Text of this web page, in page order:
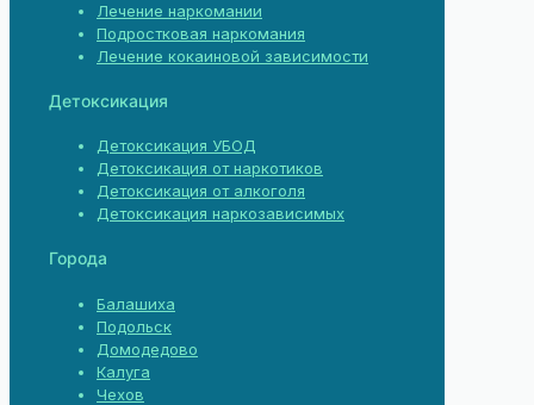
Лечение наркомании
Подростковая наркомания
Лечение кокаиновой зависимости
Детоксикация
Детоксикация УБОД
Детоксикация от наркотиков
Детоксикация от алкоголя
Детоксикация наркозависимых
Города
Балашиха
Подольск
Домодедово
Калуга
Чехов